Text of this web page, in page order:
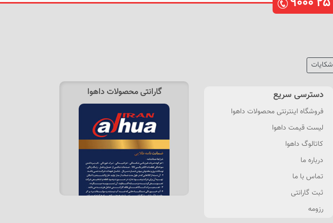
شکایات
دسترسی سریع
فروشگاه اینترنتی محصولات داهوا
لیست قیمت داهوا
کاتالوگ داهوا
درباره ما
تماس با ما
ثبت گارانتی
رزومه
گارانتی محصولات داهوا